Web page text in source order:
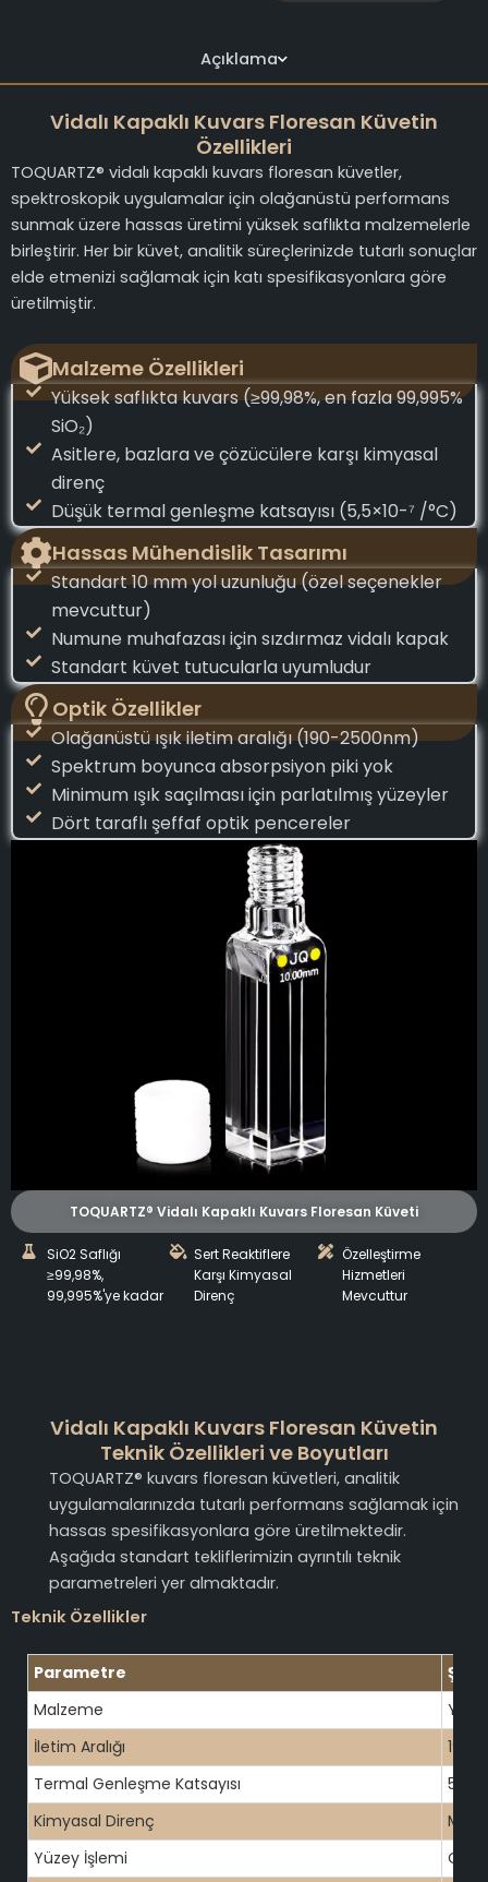
Açıklama
Vidalı Kapaklı Kuvars Floresan Küvetin
Özellikleri
TOQUARTZ® vidalı kapaklı kuvars floresan küvetler,
spektroskopik uygulamalar için olağanüstü performans
sunmak üzere hassas üretimi yüksek saflıkta malzemelerle
birleştirir. Her bir küvet, analitik süreçlerinizde tutarlı sonuçlar
elde etmenizi sağlamak için katı spesifikasyonlara göre
üretilmiştir.
Malzeme Özellikleri
Yüksek saflıkta kuvars (≥99,98%, en fazla 99,995%
SiO₂)
Asitlere, bazlara ve çözücülere karşı kimyasal
direnç
Düşük termal genleşme katsayısı (5,5×10-⁷ /°C)
Hassas Mühendislik Tasarımı
Standart 10 mm yol uzunluğu (özel seçenekler
mevcuttur)
Numune muhafazası için sızdırmaz vidalı kapak
Standart küvet tutucularla uyumludur
Optik Özellikler
Olağanüstü ışık iletim aralığı (190-2500nm)
Spektrum boyunca absorpsiyon piki yok
Minimum ışık saçılması için parlatılmış yüzeyler
Dört taraflı şeffaf optik pencereler
TOQUARTZ® Vidalı Kapaklı Kuvars Floresan Küveti
SiO2 Saflığı
≥99,98%,
99,995%'ye kadar
Sert Reaktiflere
Karşı Kimyasal
Direnç
Özelleştirme
Hizmetleri
Mevcuttur
Vidalı Kapaklı Kuvars Floresan Küvetin
Teknik Özellikleri ve Boyutları
TOQUARTZ® kuvars floresan küvetleri, analitik
uygulamalarınızda tutarlı performans sağlamak için
hassas spesifikasyonlara göre üretilmektedir.
Aşağıda standart tekliflerimizin ayrıntılı teknik
parametreleri yer almaktadır.
Teknik Özellikler
Parametre
Malzeme
İletim Aralığı
190-
Termal Genleşme Katsayısı
Kimyasal Direnç
Yüzey İşlemi